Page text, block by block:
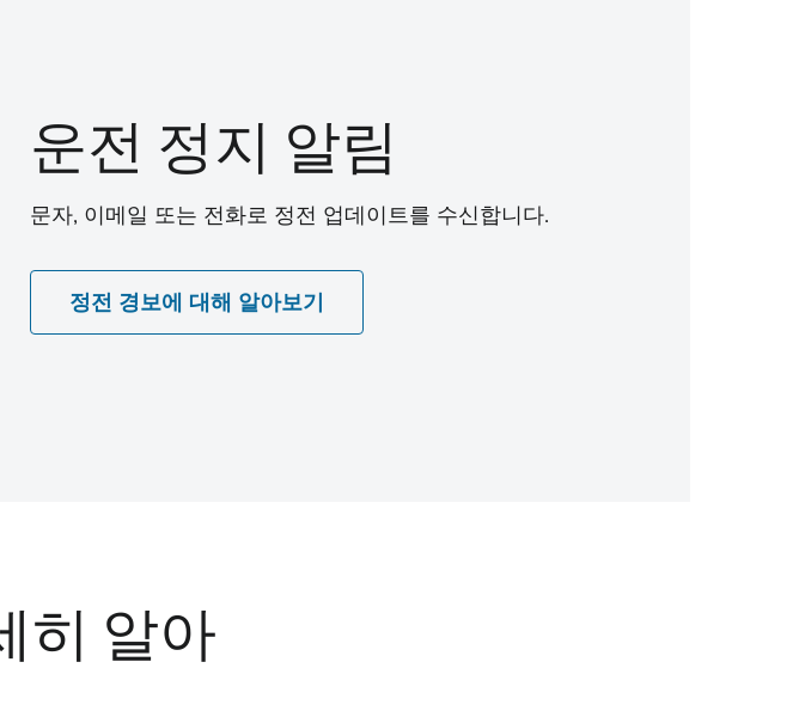
운전 정지 알림
문자, 이메일 또는 전화로 정전 업데이트를 수신합니다.
정전 경보에 대해 알아보기
히 알아